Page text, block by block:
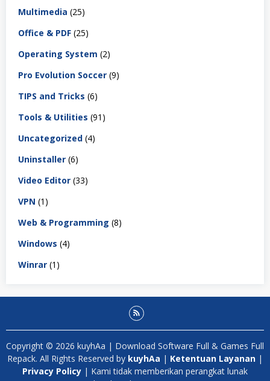
Multimedia (25)
Office & PDF (25)
Operating System (2)
Pro Evolution Soccer (9)
TIPS and Tricks (6)
Tools & Utilities (91)
Uncategorized (4)
Uninstaller (6)
Video Editor (33)
VPN (1)
Web & Programming (8)
Windows (4)
Winrar (1)
Copyright © 2026 kuyhAa | Download Software Full & Games Full
Repack. All Rights Reserved by kuyhAa | Ketentuan Layanan |
Privacy Policy | Kami tidak memberikan perangkat lunak